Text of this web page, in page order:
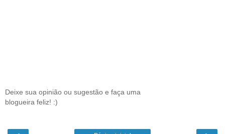
Deixe sua opinião ou sugestão e faça uma
blogueira feliz! :)